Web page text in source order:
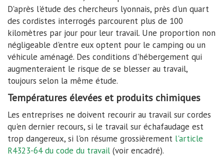
D'après l'étude des chercheurs lyonnais, près d'un quart
des cordistes interrogés parcourent plus de 100
kilomètres par jour pour leur travail. Une proportion non
négligeable d'entre eux optent pour le camping ou un
véhicule aménagé. Des conditions d'hébergement qui
augmenteraient le risque de se blesser au travail,
toujours selon la même étude.
Températures élevées et produits chimiques
Les entreprises ne doivent recourir au travail sur cordes
qu'en dernier recours, si le travail sur échafaudage est
trop dangereux, si l'on résume grossièrement l'article
R4323-64 du code du travail (voir encadré).